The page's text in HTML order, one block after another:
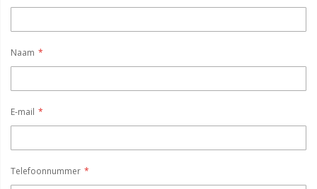
Naam
E-mail
Telefoonnummer